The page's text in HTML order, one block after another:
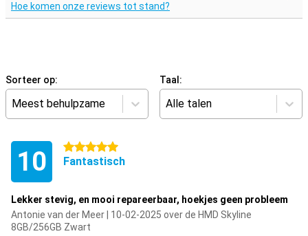
Hoe komen onze reviews tot stand?
Sorteer op:
Meest behulpzame
Taal:
Alle talen
10 5 sterren
Fantastisch
Lekker stevig, en mooi repareerbaar, hoekjes geen probleem
Antonie van der Meer | 10-02-2025 over de HMD Skyline
8GB/256GB Zwart